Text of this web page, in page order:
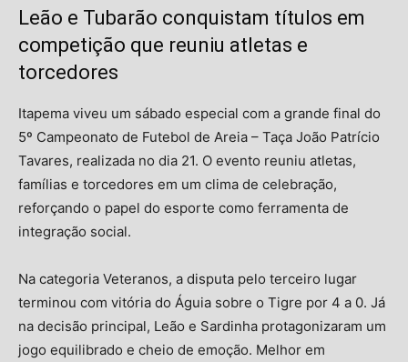
Leão e Tubarão conquistam títulos em
competição que reuniu atletas e
torcedores
Itapema viveu um sábado especial com a grande final do
5º Campeonato de Futebol de Areia – Taça João Patrício
Tavares, realizada no dia 21. O evento reuniu atletas,
famílias e torcedores em um clima de celebração,
reforçando o papel do esporte como ferramenta de
integração social.
Na categoria Veteranos, a disputa pelo terceiro lugar
terminou com vitória do Águia sobre o Tigre por 4 a 0. Já
na decisão principal, Leão e Sardinha protagonizaram um
jogo equilibrado e cheio de emoção. Melhor em